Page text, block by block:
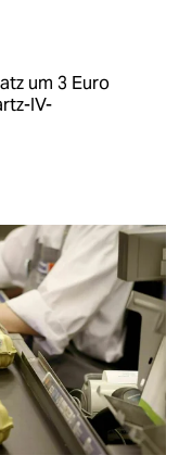
um 3 Euro
IV-